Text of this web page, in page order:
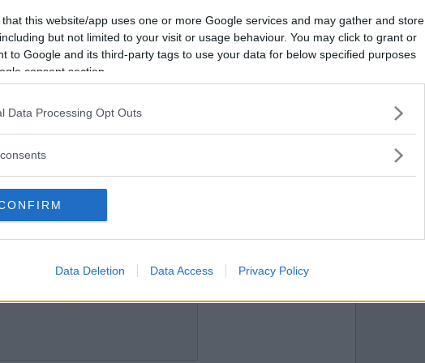
that this website/app uses one or more Google services and may gather and store
but not limited to your visit or usage behaviour. You may click to grant or
to Google and its third-party tags to use your data for below specified purposes
consent section.
Data Processing Opt Outs
Data Deletion Data Access Privacy Policy
Vill du bli
medlem?